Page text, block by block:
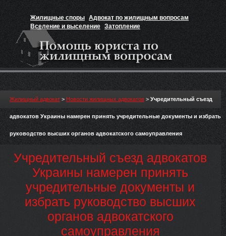
Жилищные споры Адвокат по жилищным вопросам
Вселение и выселение Затопление
Признание прав на жильё
Жилищный адвокат > Новости жилищных адвокатов > Учредительный съезд
адвокатов Украины намерен принять учредительные документы и избрать
руководство высших органов адвокатского самоуправления
Учредительный съезд адвокатов
Украины намерен принять
учредительные документы и
избрать руководство высших
органов адвокатского
самоуправления